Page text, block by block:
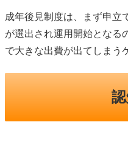
成年後見制度は、まず申立
が選出され運用開始となる
で大きな出費が出てしまう